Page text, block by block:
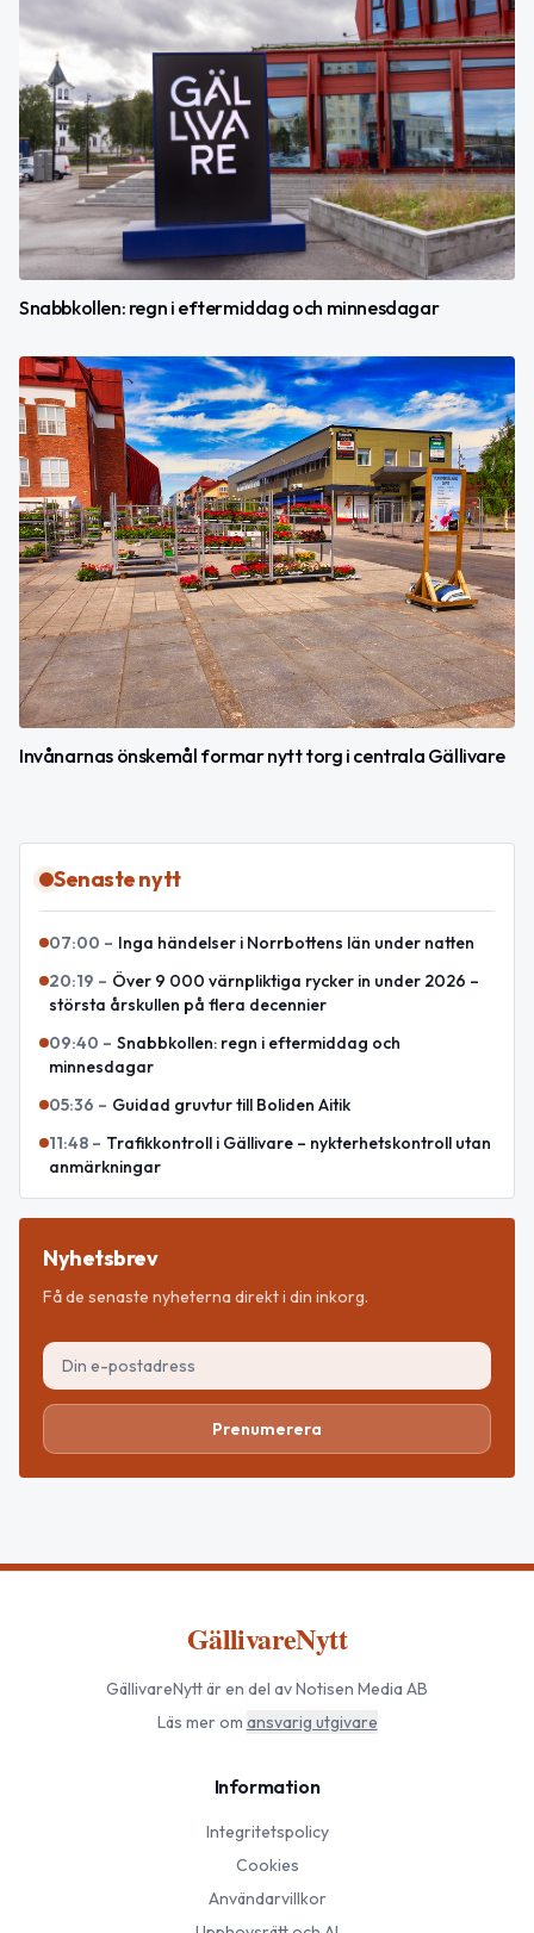
Snabbkollen: regn i eftermiddag och minnesdagar
Invånarnas önskemål formar nytt torg i centrala Gällivare
Senaste nytt
07:00 – Inga händelser i Norrbottens län under natten
20:19 – Över 9 000 värnpliktiga rycker in under 2026 –
största årskullen på flera decennier
09:40 – Snabbkollen: regn i eftermiddag och
minnesdagar
05:36 – Guidad gruvtur till Boliden Aitik
11:48 – Trafikkontroll i Gällivare – nykterhetskontroll utan
anmärkningar
Nyhetsbrev
Få de senaste nyheterna direkt i din inkorg.
Prenumerera
GällivareNytt
GällivareNyttär en del av Notisen Media AB
Läs mer om ansvarig utgivare
Information
Integritetspolicy
Cookies
Användarvillkor